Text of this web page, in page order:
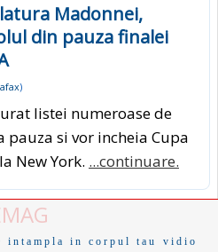
Madonnei,
din pauza finalei
)
listei numeroase de
pauza si vor incheia Cupa
New York. ...continuare.
intampla in corpul tau
vidio